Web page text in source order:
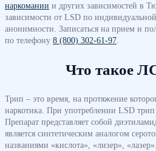
наркомании и других зависимостей в
зависимости от LSD по
анонимности. Записаться на прием и
по телефону 8 (800) 302-61-97.
Что такое
Трип – это время, на протяжение
наркотика. При употреблении LSD трип
Препарат представляет собой
является синтетическим аналогом
названиями «кислота», «лизер»,